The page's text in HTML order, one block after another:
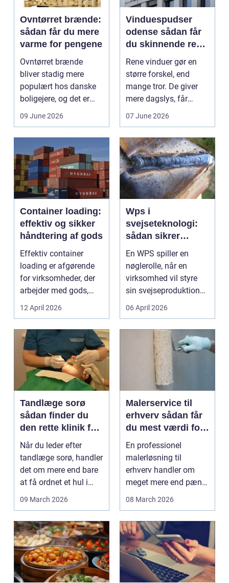
Ovntørret brænde:
sådan får du mere
varme for pengene
Ovntørret brænde
bliver stadig mere
populært hos danske
boligejere, og det er
09 June 2026
Vinduespudser
odense sådan får
du skinnende rene
ruder året rundt
Rene vinduer gør en
større forskel, end
mange tror. De giver
mere dagslys, får
07 June 2026
Container loading:
effektiv og sikker
håndtering af gods
Effektiv container
loading er afgørende
for virksomheder, der
arbejder med gods,
skrot eller ...
12 April 2026
Wps i
svejseteknologi:
sådan sikrer
virksomheder
kvalitet og
sporbarhed
En WPS spiller en
nøglerolle, når en
virksomhed vil styre
sin svejseproduktion
sikkert, ensartet og ...
06 April 2026
Tandlæge sorø
sådan finder du
den rette klinik for
dig
Når du leder efter
tandlæge sorø, handler
det om mere end bare
at få ordnet et hul i
tanden. For man...
09 March 2026
Malerservice til
erhverv sådan får
du mest værdi for
pengene
En professionel
malerløsning til
erhverv handler om
meget mere end pæne
vægge. Malerarbejde
08 March 2026